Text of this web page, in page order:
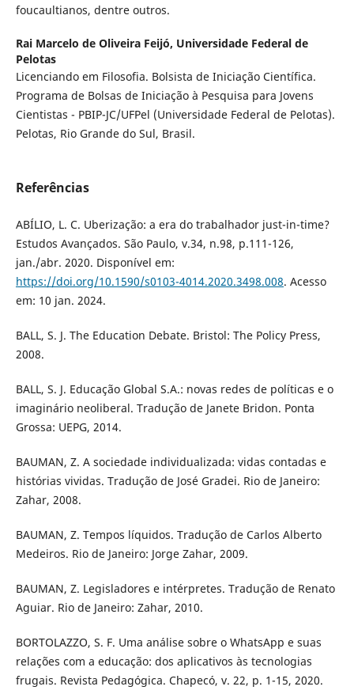
foucaultianos, dentre outros.
Rai Marcelo de Oliveira Feijó, Universidade Federal de
Pelotas
Licenciando em Filosofia. Bolsista de Iniciação Científica.
Programa de Bolsas de Iniciação à Pesquisa para Jovens
Cientistas - PBIP-JC/UFPel (Universidade Federal de Pelotas).
Pelotas, Rio Grande do Sul, Brasil.
Referências
ABÍLIO, L. C. Uberização: a era do trabalhador just-in-time?
Estudos Avançados. São Paulo, v.34, n.98, p.111-126,
jan./abr. 2020. Disponível em:
https://doi.org/10.1590/s0103-4014.2020.3498.008. Acesso
em: 10 jan. 2024.
BALL, S. J. The Education Debate. Bristol: The Policy Press,
2008.
BALL, S. J. Educação Global S.A.: novas redes de políticas e o
imaginário neoliberal. Tradução de Janete Bridon. Ponta
Grossa: UEPG, 2014.
BAUMAN, Z. A sociedade individualizada: vidas contadas e
histórias vividas. Tradução de José Gradei. Rio de Janeiro:
Zahar, 2008.
BAUMAN, Z. Tempos líquidos. Tradução de Carlos Alberto
Medeiros. Rio de Janeiro: Jorge Zahar, 2009.
BAUMAN, Z. Legisladores e intérpretes. Tradução de Renato
Aguiar. Rio de Janeiro: Zahar, 2010.
BORTOLAZZO, S. F. Uma análise sobre o WhatsApp e suas
relações com a educação: dos aplicativos às tecnologias
frugais. Revista Pedagógica. Chapecó, v. 22, p. 1-15, 2020.